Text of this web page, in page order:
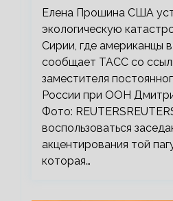
Елена Прошина США
экологическую
Сирии, где американцы
сообщает ТАСС со
заместителя
России при ООН
Фото:
воспользоваться
акцентирования той
которая…